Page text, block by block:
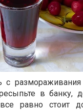
с размораживания
в банку,
равно стоит